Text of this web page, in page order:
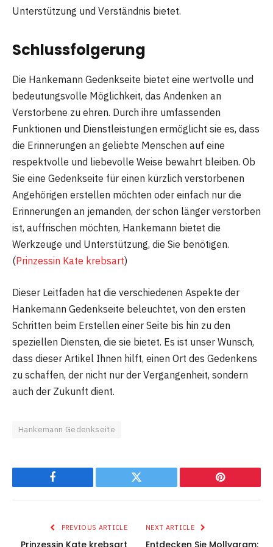
Unterstützung und Verständnis bietet.
Schlussfolgerung
Die Hankemann Gedenkseite bietet eine wertvolle und
bedeutungsvolle Möglichkeit, das Andenken an
Verstorbene zu ehren. Durch ihre umfassenden
Funktionen und Dienstleistungen ermöglicht sie es, dass
die Erinnerungen an geliebte Menschen auf eine
respektvolle und liebevolle Weise bewahrt bleiben. Ob
Sie eine Gedenkseite für einen kürzlich verstorbenen
Angehörigen erstellen möchten oder einfach nur die
Erinnerungen an jemanden, der schon länger verstorben
ist, auffrischen möchten, Hankemann bietet die
Werkzeuge und Unterstützung, die Sie benötigen.
(Prinzessin Kate krebsart)
Dieser Leitfaden hat die verschiedenen Aspekte der
Hankemann Gedenkseite beleuchtet, von den ersten
Schritten beim Erstellen einer Seite bis hin zu den
speziellen Diensten, die sie bietet. Es ist unser Wunsch,
dass dieser Artikel Ihnen hilft, einen Ort des Gedenkens
zu schaffen, der nicht nur der Vergangenheit, sondern
auch der Zukunft dient.
Hankemann Gedenkseite
Facebook Twitter Pinterest
PREVIOUS ARTICLE
Prinzessin Kate krebsart
NEXT ARTICLE
Entdecken Sie Mollygram: